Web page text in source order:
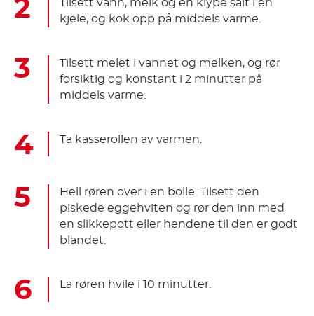
Tilsett vann, melk og en klype salt i en
kjele, og kok opp på middels varme.
Tilsett melet i vannet og melken, og rør
forsiktig og konstant i 2 minutter på
middels varme.
Ta kasserollen av varmen.
Hell røren over i en bolle. Tilsett den
piskede eggehviten og rør den inn med
en slikkepott eller hendene til den er godt
blandet.
La røren hvile i 10 minutter.